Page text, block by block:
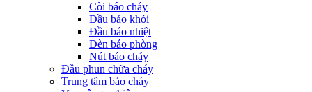
Còi báo cháy
Đầu báo khói
Đầu báo nhiệt
Đèn báo phòng
Nút báo cháy
Đầu phun chữa cháy
Trung tâm báo cháy